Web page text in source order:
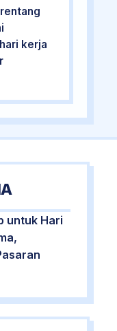
kerja
untuk Hari